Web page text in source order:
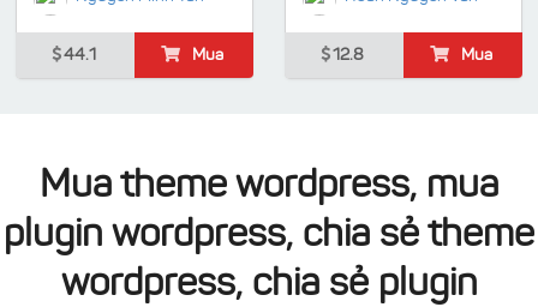
44.1 Mua 12.8 Mua
Mua theme wordpress, mua
plugin wordpress, chia sẻ theme
wordpress, chia sẻ plugin